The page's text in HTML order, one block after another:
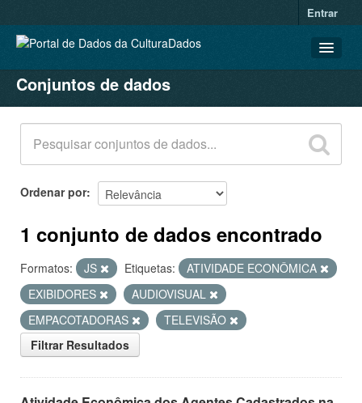
Entrar
CONJUNTOS DE DADOS
ORGANIZAÇÕES
GRUPOS
SOBRE
Conjuntos de dados
Ordenar por
1 conjunto de dados encontrado
Formatos: JS Etiquetas:
ATIVIDADE ECONÔMICA
EXIBIDORES
AUDIOVISUAL
EMPACOTADORAS
TELEVISÃO
Filtrar Resultados